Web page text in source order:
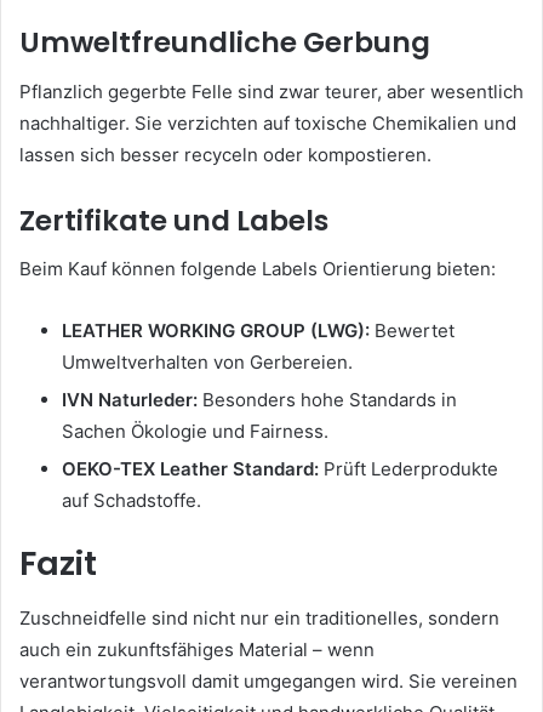
Umweltfreundliche Gerbung
Pflanzlich gegerbte Felle sind zwar teurer, aber wesentlich
nachhaltiger. Sie verzichten auf toxische Chemikalien und
lassen sich besser recyceln oder kompostieren.
Zertifikate und Labels
Beim Kauf können folgende Labels Orientierung bieten:
LEATHER WORKING GROUP (LWG): Bewertet
Umweltverhalten von Gerbereien.
IVN Naturleder: Besonders hohe Standards in
Sachen Ökologie und Fairness.
OEKO-TEX Leather Standard: Prüft Lederprodukte
auf Schadstoffe.
Fazit
Zuschneidfelle sind nicht nur ein traditionelles, sondern
auch ein zukunftsfähiges Material – wenn
verantwortungsvoll damit umgegangen wird. Sie vereinen